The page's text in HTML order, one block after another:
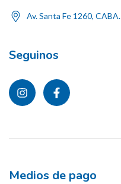
Av. Santa Fe 1260, CABA.
Seguinos
Medios de pago